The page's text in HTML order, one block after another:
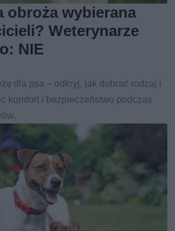
obroża wybierana
Weterynarze
NIE
dla psa – odkryj, jak dobrać rodzaj i
komfort i bezpieczeństwo podczas